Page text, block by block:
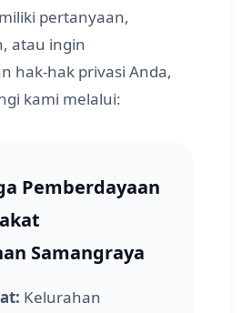
pertanyaan,
atau ingin
hak-hak privasi Anda,
kami melalui:
Pemberdayaan
Samangraya
Kelurahan